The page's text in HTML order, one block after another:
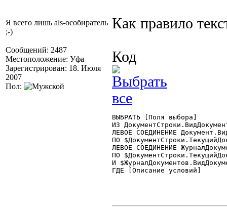
Я всего лишь als-особиратель
;-)
Сообщений: 2487
Местоположение: Уфа
Зарегистрирован: 18. Июля
2007
Пол:
Как правило
Код
ВЫБРАТЬ [Поля выбора]
ИЗ
ЛЕВОЕ СОЕДИНЕНИЕ
ПО
ЛЕВОЕ СОЕДИНЕНИЕ
ПО
И
ГДЕ [Описание условий]